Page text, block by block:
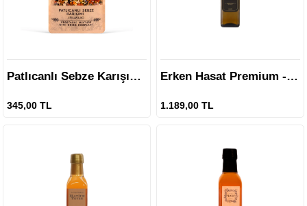
Patlıcanlı Sebze Karışımı - 100 gr.
345,00 TL
Erken Hasat Premium - 450 ml.
1.189,00 TL